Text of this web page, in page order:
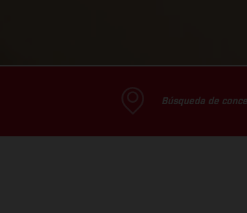
Búsqueda de